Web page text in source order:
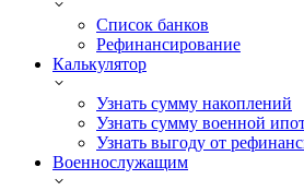
Список банков
Рефинансирование
Калькулятор
Узнать сумму накоплений
Узнать сумму военной
Узнать выгоду от
Военнослужащим